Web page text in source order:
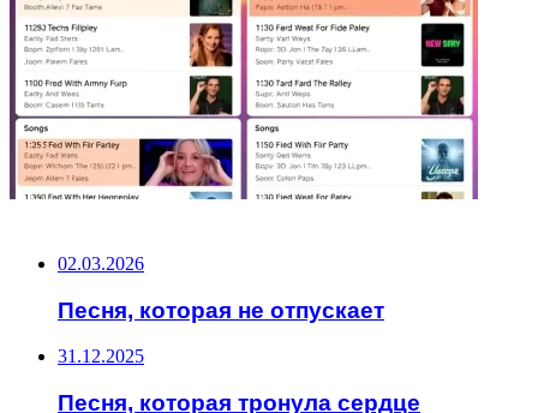
02.03.2026
Песня, которая не отпускает
31.12.2025
Песня, которая тронула сердце